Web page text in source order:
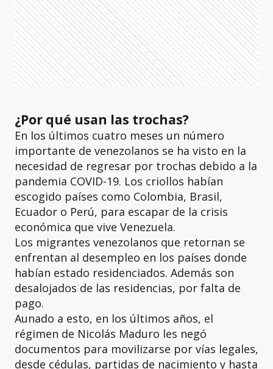
¿Por qué usan las trochas?
En los últimos cuatro meses un número
importante de venezolanos se ha visto en la
necesidad de regresar por trochas debido a la
pandemia COVID-19. Los criollos habían
escogido países como Colombia, Brasil,
Ecuador o Perú, para escapar de la crisis
económica que vive Venezuela.
Los migrantes venezolanos que retornan se
enfrentan al desempleo en los países donde
habían estado residenciados. Además son
desalojados de las residencias, por falta de
pago.
Aunado a esto, en los últimos años, el
régimen de Nicolás Maduro les negó
documentos para movilizarse por vías legales,
desde cédulas, partidas de nacimiento y hasta